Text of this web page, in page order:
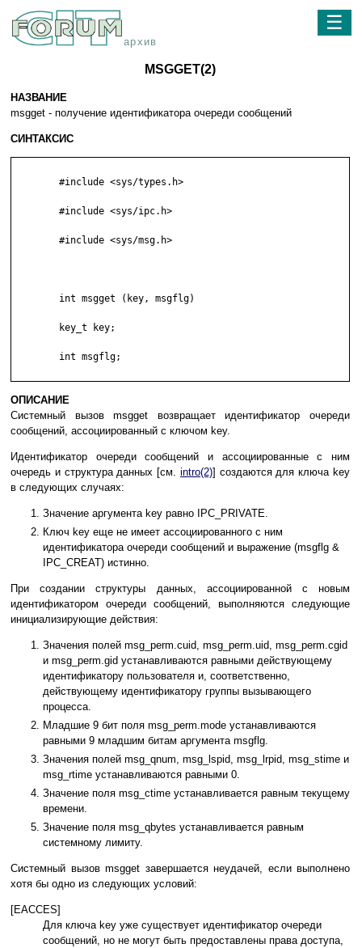
архив
☰
MSGGET(2)
НАЗВАНИЕ
msgget - получение идентификатора очереди сообщений
СИНТАКСИС
        #include <sys/types.h>
        #include <sys/ipc.h>
        #include <sys/msg.h>
        int msgget (key, msgflg)
        key_t key;
        int msgflg;
ОПИСАНИЕ
Системный вызов msgget возвращает идентификатор очереди
сообщений, ассоциированный с ключом key.
Идентификатор очереди сообщений и ассоциированные с ним
очередь и структура данных [см. intro(2)] создаются для ключа key
в следующих случаях:
Значение аргумента key равно IPC_PRIVATE.
Ключ key еще не имеет ассоциированного с ним
идентификатора очереди сообщений и выражение (msgflg &
IPC_CREAT) истинно.
При создании структуры данных, ассоциированной с новым
идентификатором очереди сообщений, выполняются следующие
инициализирующие действия:
Значения полей msg_perm.cuid, msg_perm.uid, msg_perm.cgid
и msg_perm.gid устанавливаются равными действующему
идентификатору пользователя и, соответственно,
действующему идентификатору группы вызывающего
процесса.
Младшие 9 бит поля msg_perm.mode устанавливаются
равными 9 младшим битам аргумента msgflg.
Значения полей msg_qnum, msg_lspid, msg_lrpid, msg_stime и
msg_rtime устанавливаются равными 0.
Значение поля msg_ctime устанавливается равным текущему
времени.
Значение поля msg_qbytes устанавливается равным
системному лимиту.
Системный вызов msgget завершается неудачей, если выполнено
хотя бы одно из следующих условий:
[EACCES]
Для ключа key уже существует идентификатор очереди
сообщений, но не могут быть предоставлены права доступа,